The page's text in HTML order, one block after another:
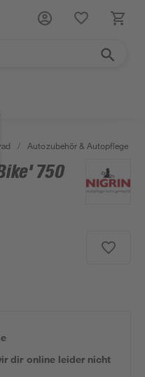
/ Autozubehör & Autopflege
750
dir online leider nicht